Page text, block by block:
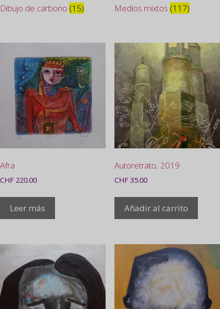
Dibujo de carbono (15) Medios mixtos (117)
Afra
CHF 220.00
Leer más
Autoretrato, 2019
CHF35.00
Añadir al carrito